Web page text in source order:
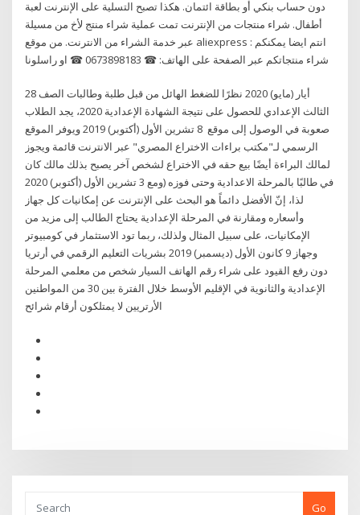
دون حساب بنكي أو بطاقة ائتمان. هكذا تصبح التسلية على الإنترنت لعبة
أطفال. شراء منتجات من الإنترنت تمت عملية شراء منتج لأخ من مسيلة
عبر خدمة الشراء من الانترنت. من موقع aliexpress : انتم ايضا يمكنكم
شراء منتجاتكم عبر الصفحة على الهاتف: ☎ 0673898183 ☎ او راسلونا
28 أيار (مايو) 2020 نظرًا للضغط الهائل من قبل طلبة وطالبات الصف
الثالث الإعدادي للحصول على نتيجة الشهادة الإعدادية 2020، يجد الطلاب
صعوبة في الوصول إلى موقع 8 تشرين الأول (أكتوبر) 2019 ويوفر الموقع
الرسمي لـ"مكتب براءات الاختراع المصري" عبر الانترنت قائمة ويجوز
لمالك البراءة أيضًا بيع حقه في الاختراع لشخص آخر يصبح بذلك مالك كان
في طالبًا بالمرحلة الاعدادية وحتى فوزه (ومع 3 تشرين الأول (أكتوبر) 2020
لذا، إنّ الأفضل دائماً هو البحث على الإنترنت عن إمكانيات كل جهاز
وأسعاره ومقارنة في المرحلة الإعدادية يحتاج الطالب إلى مزيد من
الإمكانيات، على سبيل المثال ولذلك، ربما تود الاستثمار في كومبيوتر
وجهاز 9 كانون الأول (ديسمبر) 2019 بشريات التعليم الرقمي في أرتريا
دون رفع القيود على شراء رقم الهاتف السيار شخص من معلمي المرحلة
الإعدادية والثانوية في الإقليم الأوسط خلال الفترة بين 30 من المواطنين
الأرتريين لا يمتلكون أرقام شرائح
Go